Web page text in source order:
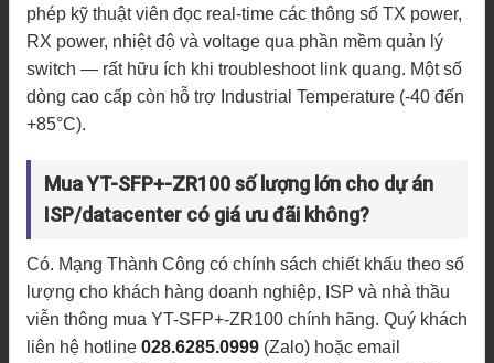
phép kỹ thuật viên đọc real-time các thông số TX power,
RX power, nhiệt độ và voltage qua phần mềm quản lý
switch — rất hữu ích khi troubleshoot link quang. Một số
dòng cao cấp còn hỗ trợ Industrial Temperature (-40 đến
+85°C).
Mua YT-SFP+-ZR100 số lượng lớn cho dự án
ISP/datacenter có giá ưu đãi không?
Có. Mạng Thành Công có chính sách chiết khấu theo số
lượng cho khách hàng doanh nghiệp, ISP và nhà thầu
viễn thông mua YT-SFP+-ZR100 chính hãng. Quý khách
liên hệ hotline 028.6285.0999 (Zalo) hoặc email